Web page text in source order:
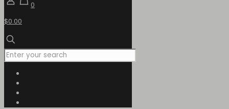
0
$0.00